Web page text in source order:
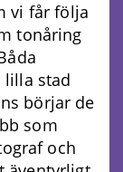
vi får följa
tonåring
lilla stad
börjar de
som
och